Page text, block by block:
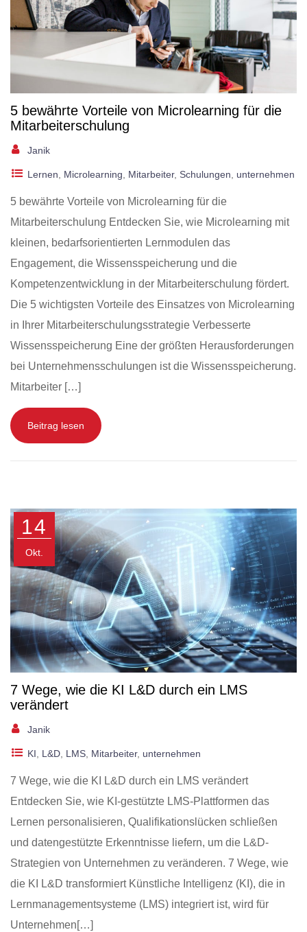
5 bewährte Vorteile von Microlearning für die
Mitarbeiterschulung
Janik
Lernen Microlearning Mitarbeiter, Schulungen unternehmen
5 bewährte Vorteile von Microlearning für die
Mitarbeiterschulung Entdecken Sie, wie Microlearning mit
kleinen, bedarfsorientierten Lernmodulen das
Engagement, die Wissensspeicherung und die
Kompetenzentwicklung in der Mitarbeiterschulung fördert.
Die 5 wichtigsten Vorteile des Einsatzes von Microlearning
in Ihrer Mitarbeiterschulungsstrategie Verbesserte
Wissensspeicherung Eine der größten Herausforderungen
bei Unternehmensschulungen ist die Wissensspeicherung.
Mitarbeiter […]
Beitrag lesen
14
Okt.
7 Wege, wie die KI L&D durch ein LMS
verändert
Janik
KI, L&D, LMS, Mitarbeiter, unternehmen
7 Wege, wie die KI L&D durch ein LMS verändert
Entdecken Sie, wie KI-gestützte LMS-Plattformen das
Lernen personalisieren, Qualifikationslücken schließen
und datengestützte Erkenntnisse liefern, um die L&D-
Strategien von Unternehmen zu veränderen. 7 Wege, wie
die KI L&D transformiert Künstliche Intelligenz (KI), die in
Lernmanagementsysteme (LMS) integriert ist, wird für
Unternehmen[…]